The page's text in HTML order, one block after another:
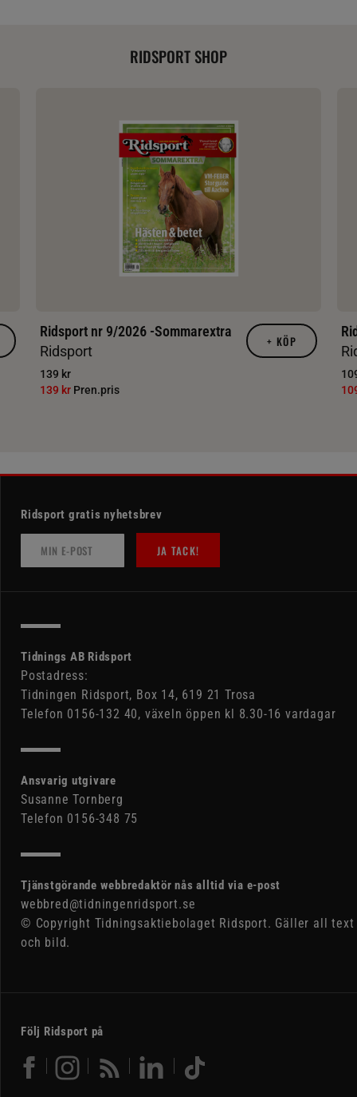
RIDSPORT SHOP
Ridsport nr 9/2026 -Sommarextra
Ridsport
139 kr
139 kr Pren.pris
+ KÖP
Ridsport gratis nyhetsbrev
JA TACK!
Tidnings AB Ridsport
Postadress:
Tidningen Ridsport, Box 14, 619 21 Trosa
Telefon 0156-132 40, växeln öppen kl 8.30-16 vardagar
Ansvarig utgivare
Susanne Tornberg
Telefon 0156-348 75
Tjänstgörande webbredaktör nås alltid via e-post
webbred@tidningenridsport.se
© Copyright Tidningsaktiebolaget Ridsport. Gäller all text
och bild.
Följ Ridsport på